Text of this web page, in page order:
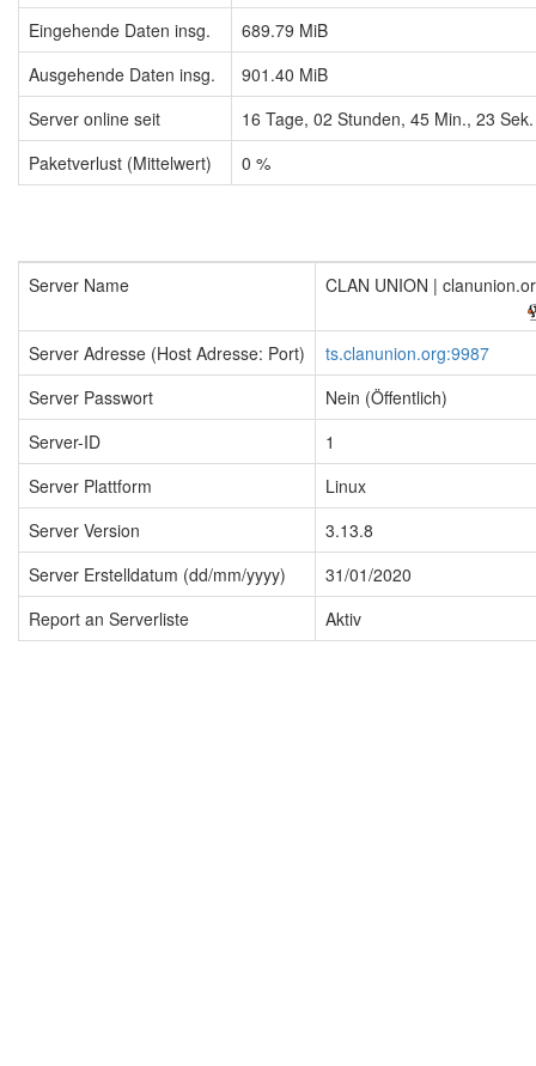
Eingehende Daten insg.
689.79 MiB
Ausgehende Daten insg.
901.40 MiB
Server online seit
16 Tage, 02 Stunden, 45 Min., 24 Sek.
Paketverlust (Mittelwert)
0 %
Server Name CLAN UNION |
Server Adresse (Host Adresse: Port)
ts.clanunion.org:9987
Server Passwort
Nein (Öffentlich)
Server-ID
1
Server Plattform
Linux
Server Version
3.13.8
Server Erstelldatum (dd/mm/yyyy)
31/01/2020
Report an Serverliste
Aktiv